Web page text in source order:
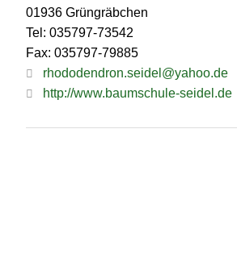
01936 Grüngräbchen
Tel: 035797-73542
Fax: 035797-79885
rhododendron.seidel@yahoo.de
http://www.baumschule-seidel.de